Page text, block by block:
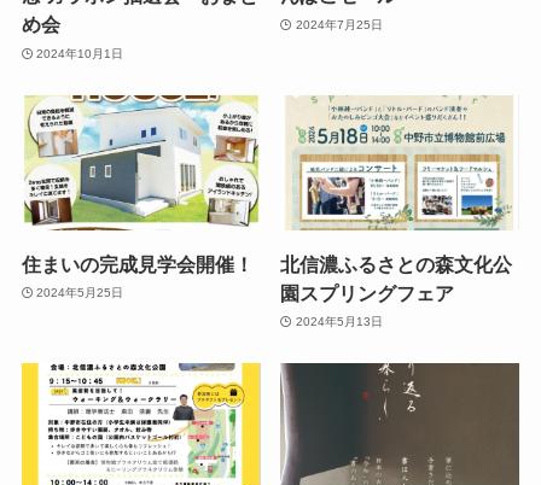
め会
2024年10月1日
2024年7月25日
住まいの完成見学会開催！
2024年5月25日
北信濃ふるさとの森文化公
園スプリングフェア
2024年5月13日